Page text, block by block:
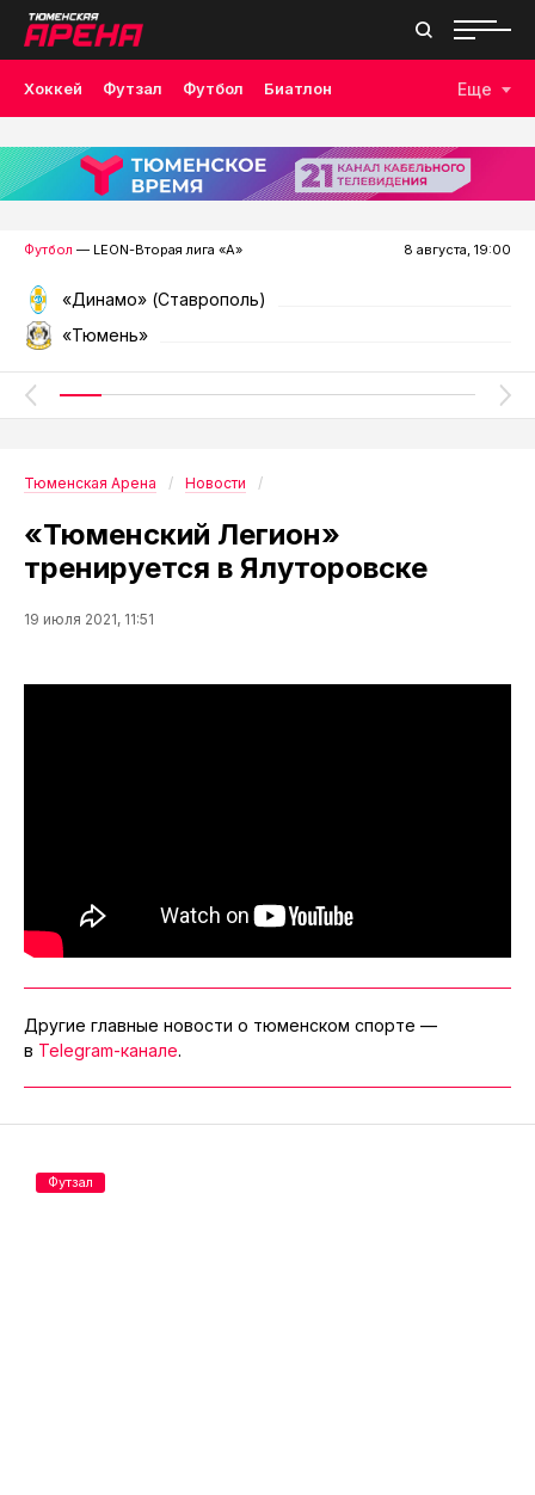
Хоккей Футзал Футбол Биатлон
Лыжные гонки Волейбол Плавание Дзюдо
Скалолазание Велоспорт Бокс
Еще
Футбол — LEON-Вторая лига «А» 8 августа, 19:00
«Динамо» (Ставрополь)
«Тюмень»
Тюменская Арена Новости
«Тюменский Легион»
тренируется в Ялуторовске
19 июля 2021, 11:51
Другие главные новости о тюменском спорте —
в Telegram-канале.
Футзал